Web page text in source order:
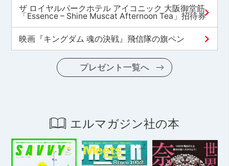
ザ ロイヤルパークホテル アイコニック 大阪御堂筋
「Essence – Shine Muscat Afternoon Tea」招待券
映画『キングダム 魂の決戦』飛信隊の旗ペン
プレゼント一覧へ
エルマガジン社の本